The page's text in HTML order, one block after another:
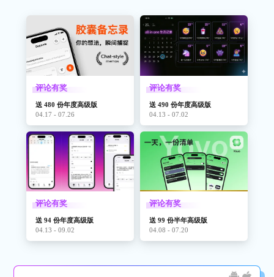
评论有奖
送 480 份年度高级版
04.17 - 07.26
评论有奖
送 490 份年度高级版
04.13 - 07.02
评论有奖
送 94 份年度高级版
04.13 - 09.02
评论有奖
送 99 份半年高级版
04.08 - 07.20